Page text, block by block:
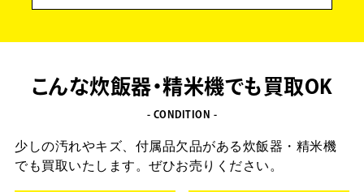
こんな炊飯器・精米機でも買取OK
- CONDITION -
少しの汚れやキズ、付属品欠品がある炊飯器・精米機
でも買取いたします。ぜひお売りください。